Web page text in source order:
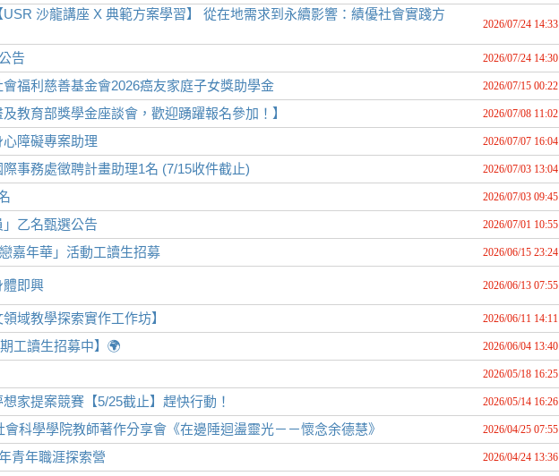
USR 沙龍講座 X 典範方案學習】 從在地需求到永續影響：績優社會實踐方
2026/07/24 14:33
告 2026/07/24 14:30
會福利慈善基金會2026癌友家庭子女獎助學金 2026/07/15 00:22
及教育部獎學金座談會，歡迎踴躍報名參加！】 2026/07/08 11:02
障礙專案助理 2026/07/07 16:04
際事務處徵聘計畫助理1名 (7/15收件截止) 2026/07/03 13:04
2026/07/03 09:45
」乙名甄選公告 2026/07/01 10:55
嘉年華」活動工讀生招募 2026/06/15 23:24
即興 2026/06/13 07:55
域教學探索實作工作坊】 2026/06/11 14:11
工讀生招募中】🌍 2026/06/04 13:40
2026/05/18 16:25
家提案競賽【5/25截止】趕快行動！ 2026/05/14 16:26
科學學院教師著作分享會《在邊陲迴盪靈光－－懷念余德慧》 2026/04/25 07:55
青年職涯探索營 2026/04/24 13:36